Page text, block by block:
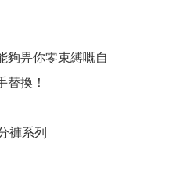
夠畀你零束縛嘅自
替換！
褲系列